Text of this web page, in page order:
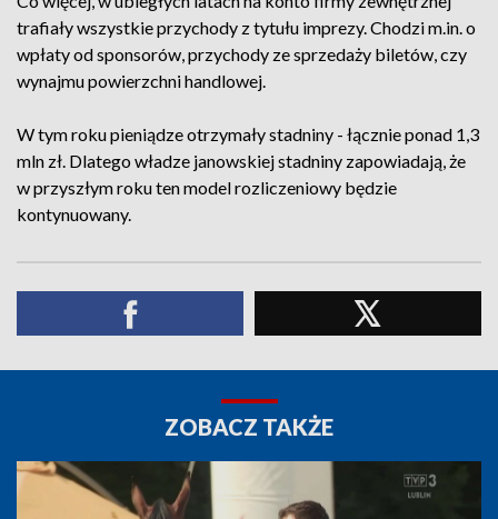
trafiały wszystkie przychody z tytułu imprezy. Chodzi m.in. o
wpłaty od sponsorów, przychody ze sprzedaży biletów, czy
wynajmu powierzchni handlowej.
W tym roku pieniądze otrzymały stadniny - łącznie ponad 1,3
mln zł. Dlatego władze janowskiej stadniny zapowiadają, że
w przyszłym roku ten model rozliczeniowy będzie
kontynuowany.
ZOBACZ TAKŻE